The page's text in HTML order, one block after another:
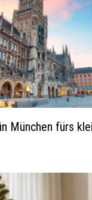
München fürs